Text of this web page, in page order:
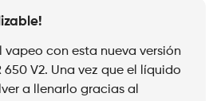
vapeo con esta nueva versión
650 V2. Una vez que el líquido
a llenarlo gracias al